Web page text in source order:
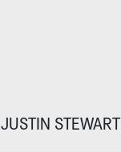
JUSTIN STEWART